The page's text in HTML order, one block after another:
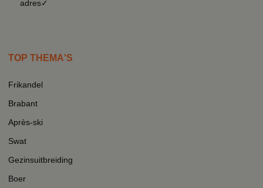
adres✓
TOP THEMA'S
Frikandel
Brabant
Après-ski
Swat
Gezinsuitbreiding
Boer